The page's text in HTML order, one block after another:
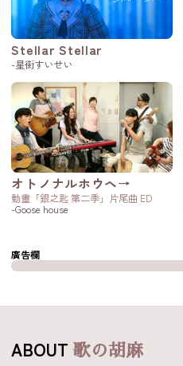
Stellar Stellar
-星街すいせい
オトノナルホウヘ→
動畫「銀之匙 第二季」片尾曲 ED
-Goose house
廣告欄
ABOUT歌の胡麻